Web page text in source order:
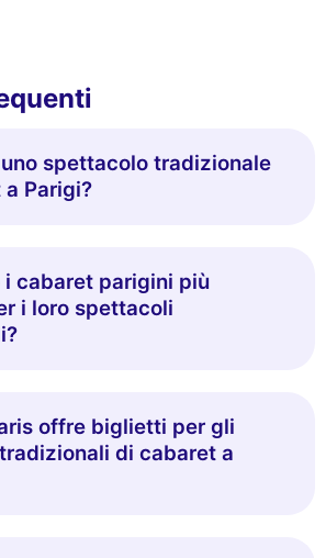
uno spettacolo tradizionale
Parigi?
i cabaret parigini più
i loro spettacoli
offre biglietti per gli
di cabaret a